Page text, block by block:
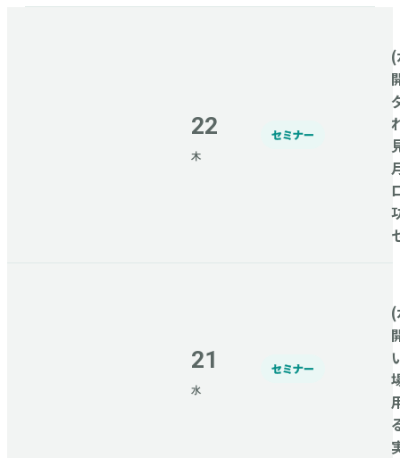
22
木
セミナー
21
水
セミナー